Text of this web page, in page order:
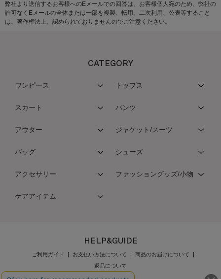
弊社より送信するお客様へのEメールでの回答は、お客様個人宛のため、弊社の
許可なくEメールの全体または一部を複製、転用、二次利用、公表等すること
は、著作権法上、認められておりませんのでご注意ください。
CATEGORY
ワンピース トップス
スカート パンツ
アウター ジャケット/スーツ
バッグ シューズ
アクセサリー ファッショングッズ/小物
ケアアイテム
HELP&GUIDE
ご利用ガイド お支払い方法について
商品のお届けについて
返品について